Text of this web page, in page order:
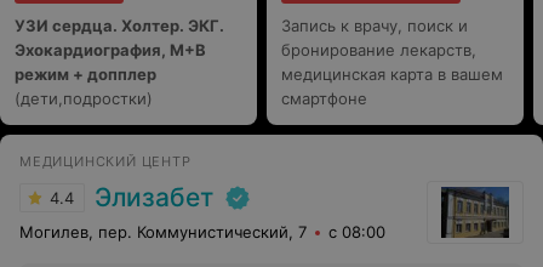
УЗИ сердца. Холтер. ЭКГ.
Эхокардиография, М+В
режим + допплер
(дети,подростки)
Запись к врачу, поиск и
бронирование лекарств,
медицинская карта в вашем
смартфоне
МЕДИЦИНСКИЙ ЦЕНТР
4.4 Элизабет
Могилев, пер. Коммунистический, 7 с 08:00